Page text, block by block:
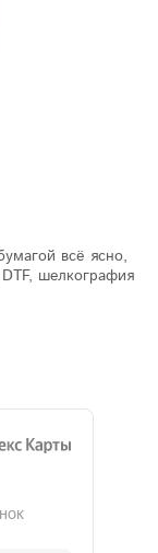
всё ясно,
шелкография